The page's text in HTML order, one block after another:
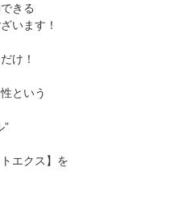
きる
います！
け！
という
”
エクス】を